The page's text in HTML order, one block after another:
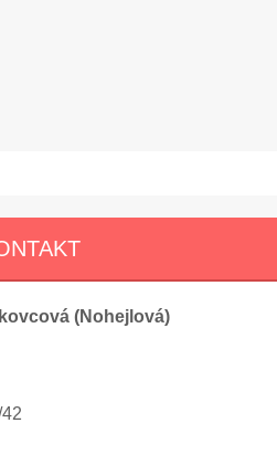
(Nohejlová)